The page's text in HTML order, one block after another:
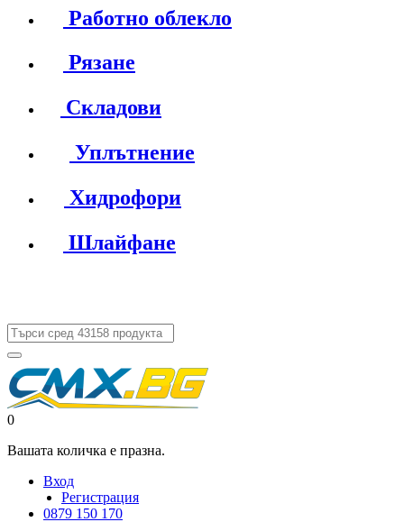
Работно облекло
Рязане
Складови
Уплътнение
Хидрофори
Шлайфане
0
Вашата количка е празна.
Вход
Регистрация
0879 150 170